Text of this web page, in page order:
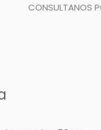
CONSULTANOS